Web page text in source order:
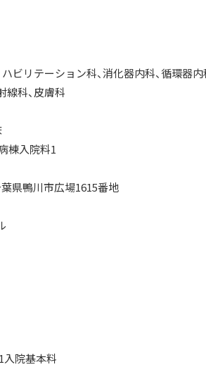
テーション科、消化器内科、循環器内
科、皮膚科
入院料1
川市広場1615番地
院基本料